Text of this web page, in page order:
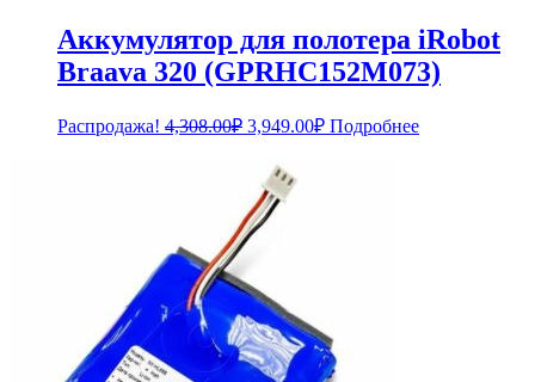
Аккумулятор для полотера iRobot
Braava 320 (GPRHC152M073)
Распродажа! 4,308.00₽ Первоначальная
составляла
4,308.00₽.
3,949.00₽Текущая
цена:
Подробнее